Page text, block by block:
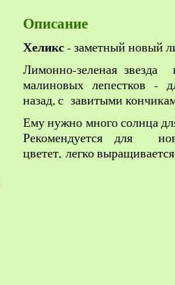
Описание
Хеликс- заметный новый
Лимонно-зеленая
малиновых лепестков -
назад, с завитыми
Ему нужно много солнца
Рекомендуется для
цветет, легко